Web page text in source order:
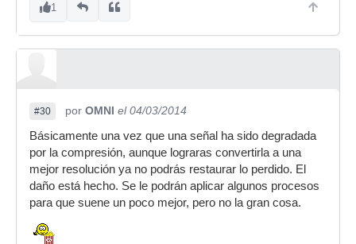
1
#30 por OMNI el 04/03/2014
Básicamente una vez que una señal ha sido degradada
por la compresión, aunque lograras convertirla a una
mejor resolución ya no podrás restaurar lo perdido. El
daño está hecho. Se le podrán aplicar algunos procesos
para que suene un poco mejor, pero no la gran cosa.